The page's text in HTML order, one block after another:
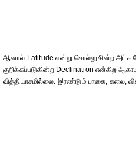
ஆனால் Latitude என்று சொல்லுகின்ற அட்ச
குறிக்கப்படுகின்ற Declination என்கிற
வித்தியாசமில்லை. இரண்டும் பாகை, கலை,